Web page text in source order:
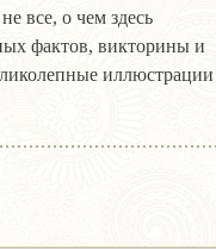
все, о чем здесь
фактов, викторины и
иллюстрации